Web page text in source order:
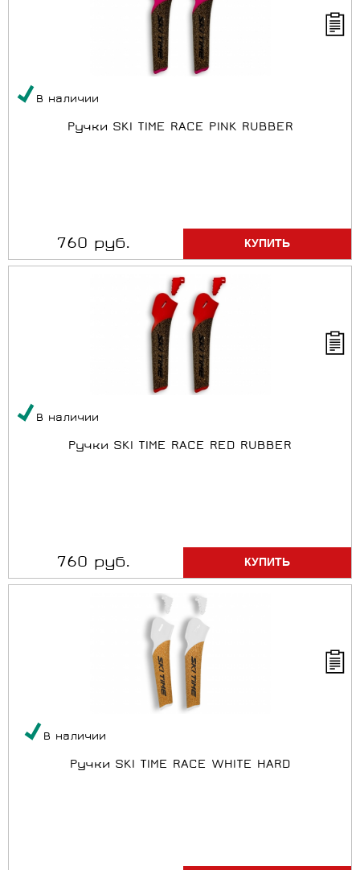
В наличии
Ручки SKI TIME RACE PINK RUBBER
760 руб.
В наличии
Ручки SKI TIME RACE RED RUBBER
760 руб.
В наличии
Ручки SKI TIME RACE WHITE HARD